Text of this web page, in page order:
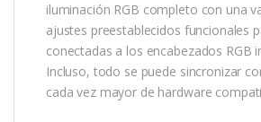
iluminación RGB completo con una
ajustes preestablecidos funcionales
conectadas a los encabezados RGB
Incluso, todo se puede sincronizar
cada vez mayor de hardware